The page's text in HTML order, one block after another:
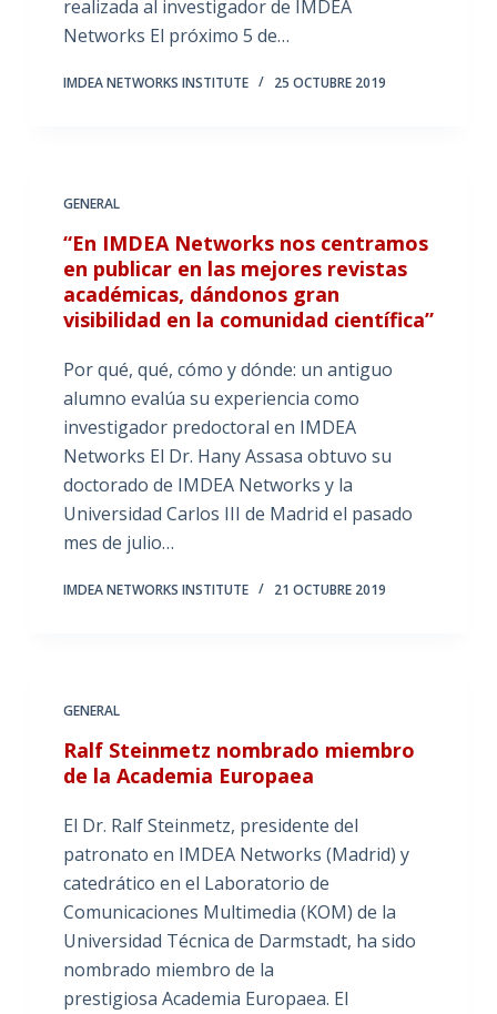
realizada al investigador de IMDEA
Networks El próximo 5 de…
IMDEA NETWORKS INSTITUTE 25 OCTUBRE 2019
GENERAL
“En IMDEA Networks nos centramos
en publicar en las mejores revistas
académicas, dándonos gran
visibilidad en la comunidad científica”
Por qué, qué, cómo y dónde: un antiguo
alumno evalúa su experiencia como
investigador predoctoral en IMDEA
Networks El Dr. Hany Assasa obtuvo su
doctorado de IMDEA Networks y la
Universidad Carlos III de Madrid el pasado
mes de julio…
IMDEA NETWORKS INSTITUTE 21 OCTUBRE 2019
GENERAL
Ralf Steinmetz nombrado miembro
de la Academia Europaea
El Dr. Ralf Steinmetz, presidente del
patronato en IMDEA Networks (Madrid) y
catedrático en el Laboratorio de
Comunicaciones Multimedia (KOM) de la
Universidad Técnica de Darmstadt, ha sido
nombrado miembro de la
prestigiosa Academia Europaea. El